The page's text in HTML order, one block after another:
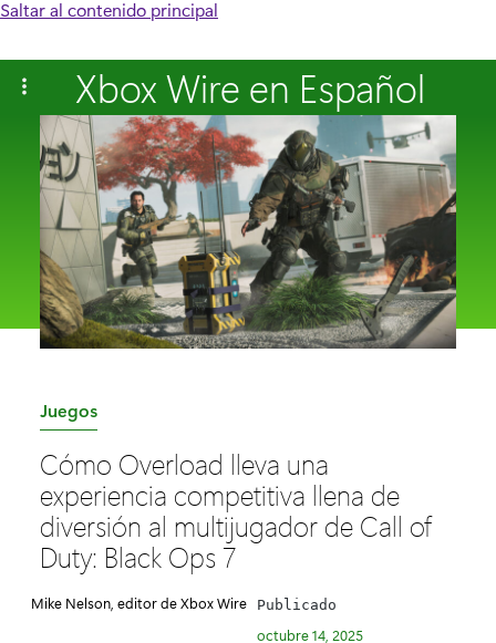
Saltar al contenido principal
Xbox Wire en Español
C
t
e
g
Juegos
Cómo Overload lleva una
experiencia competitiva llena de
diversión al multijugador de Call of
Duty: Black Ops 7
Mike Nelson, editor de Xbox Wire Publicado
octubre 14, 2025